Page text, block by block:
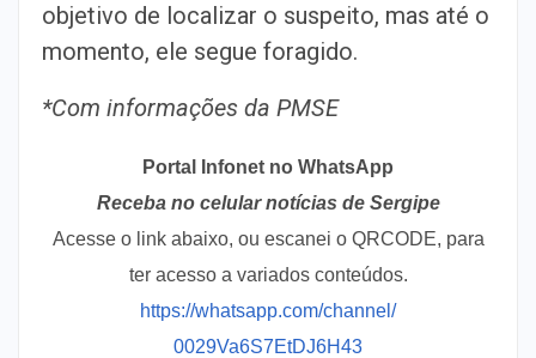
objetivo de localizar o suspeito, mas até o
momento, ele segue foragido.
*Com informações da PMSE
Portal Infonet no WhatsApp
Receba no celular notícias de Sergipe
Acesse o link abaixo, ou escanei o QRCODE, para
ter acesso a variados conteúdos.
https://whatsapp.com/channel/
0029Va6S7EtDJ6H43